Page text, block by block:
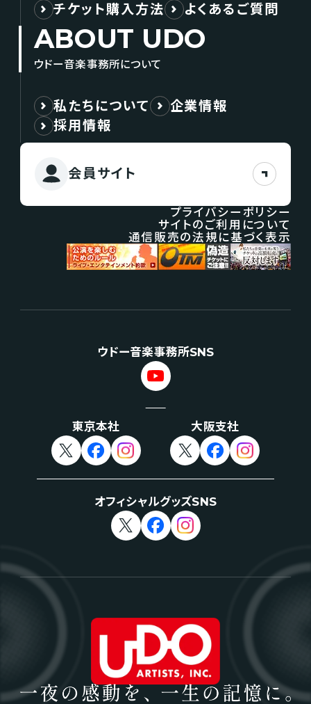
チケット購入方法
よくあるご質問
ABOUT UDO
ウドー音楽事務所について
私たちについて
企業情報
採用情報
会員サイト
プライバシーポリシー
サイトのご利用について
通信販売の法規に基づく表示
ウドー音楽事務所SNS
東京本社 大阪支社
オフィシャルグッズSNS